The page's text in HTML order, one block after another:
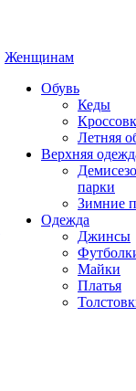
Женщинам
Обувь
Кеды
Летняя
Верхняя
парки
Зимние
Одежда
Джинсы
Майки
Платья